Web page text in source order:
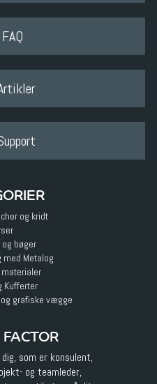
FAQ
og kridt
bøger
Metalog
Kufferter
grafiske vægge
som er konsulent,
og teamleder,